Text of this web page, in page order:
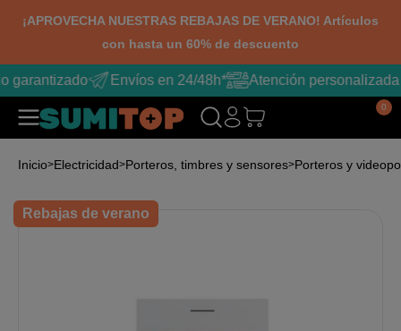
¡APROVECHA NUESTRAS REBAJAS DE VERANO! Artículos
con hasta un 60% de descuento
garantizado Envíos en 24/48h* Atención personalizada
0
Inicio Electricidad Porteros, timbres y sensores Porteros y
Rebajas de verano